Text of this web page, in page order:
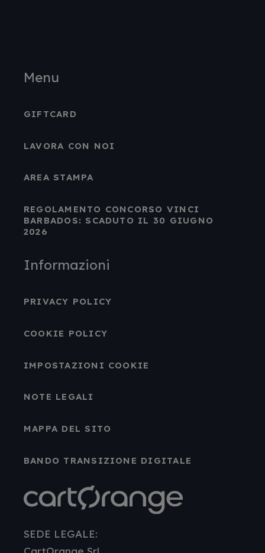
Menu
GIFTCARD
LAVORA CON NOI
AREA STAMPA
REGOLAMENTO CONCORSO VINCI
BARBADOS: SCADUTO IL 30 GIUGNO
2026
Informazioni
PRIVACY POLICY
COOKIE POLICY
IMPOSTAZIONI COOKIE
NOTE LEGALI
MAPPA DEL SITO
BANDO TRANSIZIONE DIGITALE
SEDE LEGALE: